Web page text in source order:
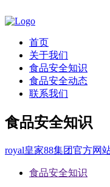
首页
关于我们
食品安全知识
食品安全动态
联系我们
食品安全知识
royal皇家88集团官方网
食品安全知识